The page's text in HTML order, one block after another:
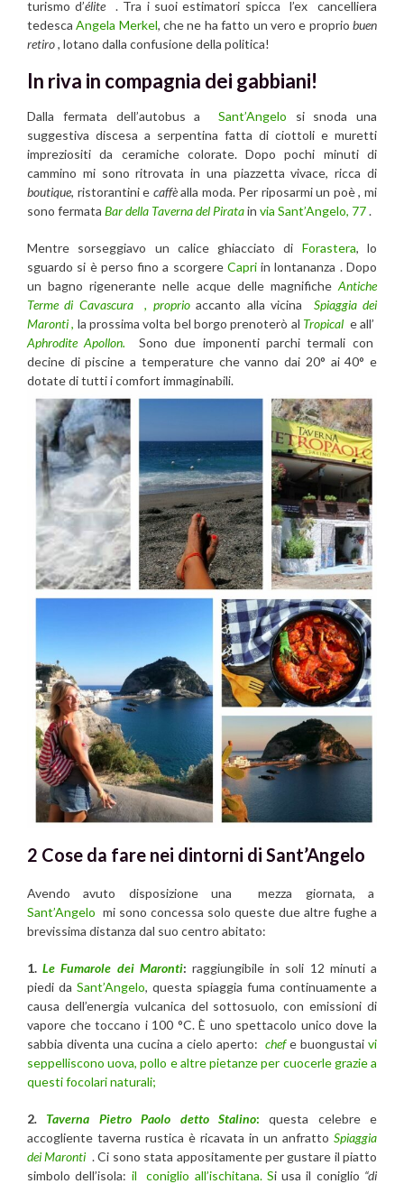
turismo d’élite
. Tra i suoi estimatori spicca l’ex cancelliera
tedescaAngela Merkel, che ne ha fatto un vero e propriobuen
retiro, lotano dalla confusione della politica!
In riva in compagnia dei gabbiani!
Dalla fermata dell’autobus a Sant’Angelo si snoda una
suggestiva discesa a serpentina fatta di ciottoli e muretti
impreziositi da ceramiche colorate. Dopo pochi minuti di
cammino mi sono ritrovata in una piazzetta vivace, ricca di
boutique, ristorantini e caffèalla moda. Per riposarmi un poè , mi
sono fermata Bar della Taverna del Piratain via Sant’Angelo, 77.
Mentre sorseggiavo un calice ghiacciato di Forastera, lo
sguardo si è perso fino a scorgere Capriin lontananza . Dopo
un bagno rigenerante nelle acque delle magnifiche Antiche
Terme di Cavascura , proprioaccanto alla vicina
Spiaggia dei
Maronti, la prossima volta bel borgo prenoterò al Tropical e all’
Aphrodite Apollon. Sonodue imponenti parchi termali con
decine di piscine a temperature che vanno dai 20° ai 40° e
dotate di tutti i comfort immaginabili.
2 Cose da fare nei dintorni di Sant’Angelo
Avendo avuto disposizione una mezza giornata, a
Sant’Angelo mi sono concessa solo queste due altre fughe a
brevissima distanza dal suo centro abitato:
1.Le Fumarole dei Maronti:raggiungibile in soli 12 minuti a
piedi da Sant’Angelo, questa spiaggia fuma continuamente a
causa dell’energia vulcanica del sottosuolo, con emissioni di
vapore che toccano i 100 °C. È uno spettacolo unico dove la
sabbia diventa una cucina a cielo aperto: chefe buongustai vi
seppelliscono uova, pollo e altre pietanze per cuocerle grazie a
questi focolari naturali;
2.Taverna Pietro Paolo detto Stalino:questa celebre e
accogliente taverna rustica è ricavata in un anfratto Spiaggia
dei Maronti . Ci sono stata appositamente per gustare il piatto
simbolo dell’isola: il coniglio all’ischitana. Si usa il coniglio “di